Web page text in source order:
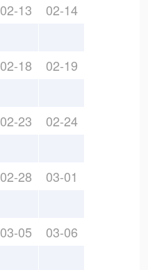
02-13 02-14
02-18 02-19
02-23 02-24
02-28 03-01
03-05 03-06